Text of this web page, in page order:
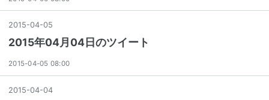
2015-04-05
2015年04月04日のツイート
2015-04-05 08:00
2015-04-04